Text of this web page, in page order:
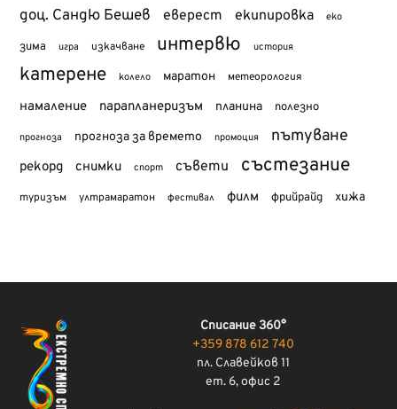
доц. Сандю Бешев еверест екипировка еко
зима игра изкачване интервю история
катерене колело маратон метеорология
намаление парапланеризъм планина полезно
прогноза прогноза за времето промоция пътуване
рекорд снимки спорт съвети състезание
туризъм ултрамаратон фестивал филм фрийрайд хижа
Списание 360°
+359 878 612 740
пл. Славейков 11
ет. 6, офис 2